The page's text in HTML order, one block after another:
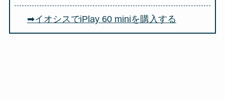
➡イオシスでiPlay 60 miniを購入する